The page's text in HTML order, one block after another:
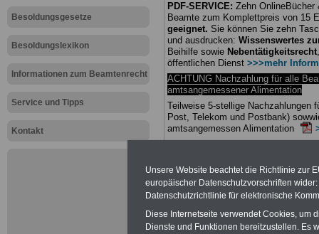
Besoldungsgesetze
Besoldungslexikon
Informationen zum Beamtenrecht
Service und Tipps
Kontakt
PDF-SERVICE: Zehn
Beamte zum Komplettpreis von 15
geeignet. Sie können Sie zehn
und ausdrucken: Wissenswertes
Beihilfe sowie Nebentätigkeitsrecht
öffentlichen Dienst >>>mehr
ACHTUNG Nachzahlung für alle
amtsangemessener Alimentation
Teilweise 5-stellige Nachzahlungen
Post, Telekom und Postbank)
amtsangemessen Alimentation
abschließen!
Unsere Website beachtet die Richtlinie zur
europäischer Datenschutzvorschriften
Datenschutzrichtlinie für elektronische
Diese Internetseite verwendet Cookies, um
Dienste und Funktionen bereitzustellen. Es